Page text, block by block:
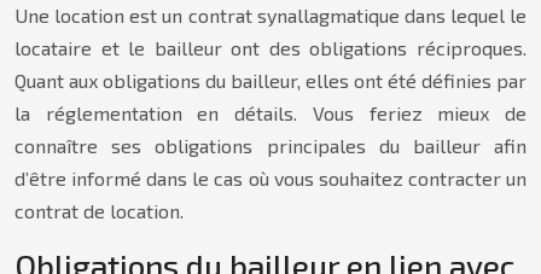
Une location est un contrat synallagmatique dans lequel le
locataire et le bailleur ont des obligations réciproques.
Quant aux obligations du bailleur, elles ont été définies par
la réglementation en détails. Vous feriez mieux de
connaître ses obligations principales du bailleur afin
d’être informé dans le cas où vous souhaitez contracter un
contrat de location.
Obligations du bailleur en lien avec